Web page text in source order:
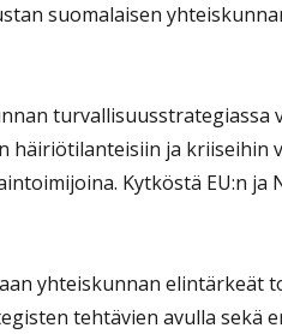
suomalaisen
turvallisuusstrategiassa
häiriötilanteisiin ja kriiseihin
Kytköstä EU:n ja
yhteiskunnan elintärkeät
tehtävien avulla sekä